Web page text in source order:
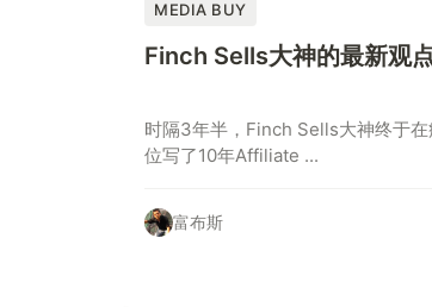
MEDIA BUY
Finch Sells大神的最新观
时隔3年半，Finch Sells大神终于
位写了10年Affiliate ...
富布斯